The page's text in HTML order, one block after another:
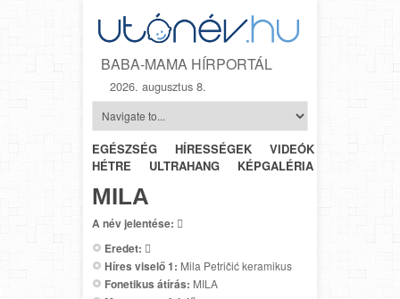
BABA-MAMA HÍRPORTÁL
2026. augusztus 8.
EGÉSZSÉG HÍRESSÉGEK VIDEÓK
HÉTRŐL-
HÉTRE
ULTRAHANG KÉPGALÉRIA
MILA
A név jelentése: 
Eredet: 
Híres viselő 1: Mila Petričić keramikus
Fonetikus átírás: MILA